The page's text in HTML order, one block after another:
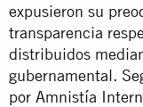
expusieron su
transparencia
distribuidos
gubernamental.
por Amnistía